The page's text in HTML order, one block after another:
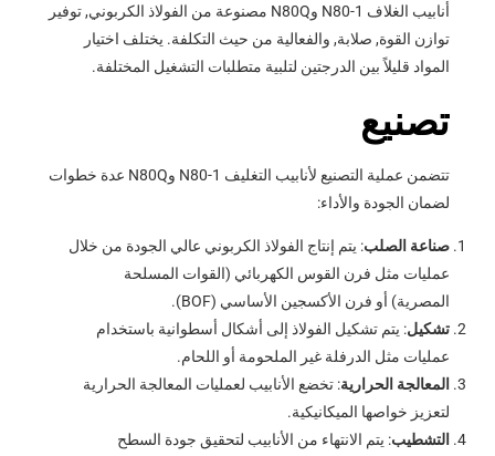
أنابيب الغلاف N80-1 وN80Q مصنوعة من الفولاذ الكربوني, توفير
توازن القوة, صلابة, والفعالية من حيث التكلفة. يختلف اختيار
المواد قليلاً بين الدرجتين لتلبية متطلبات التشغيل المختلفة.
تصنيع
تتضمن عملية التصنيع لأنابيب التغليف N80-1 وN80Q عدة خطوات
لضمان الجودة والأداء:
صناعة الصلب: يتم إنتاج الفولاذ الكربوني عالي الجودة من خلال
عمليات مثل فرن القوس الكهربائي (القوات المسلحة
المصرية) أو فرن الأكسجين الأساسي (BOF).
تشكيل: يتم تشكيل الفولاذ إلى أشكال أسطوانية باستخدام
عمليات مثل الدرفلة غير الملحومة أو اللحام.
المعالجة الحرارية: تخضع الأنابيب لعمليات المعالجة الحرارية
لتعزيز خواصها الميكانيكية.
التشطيب: يتم الانتهاء من الأنابيب لتحقيق جودة السطح